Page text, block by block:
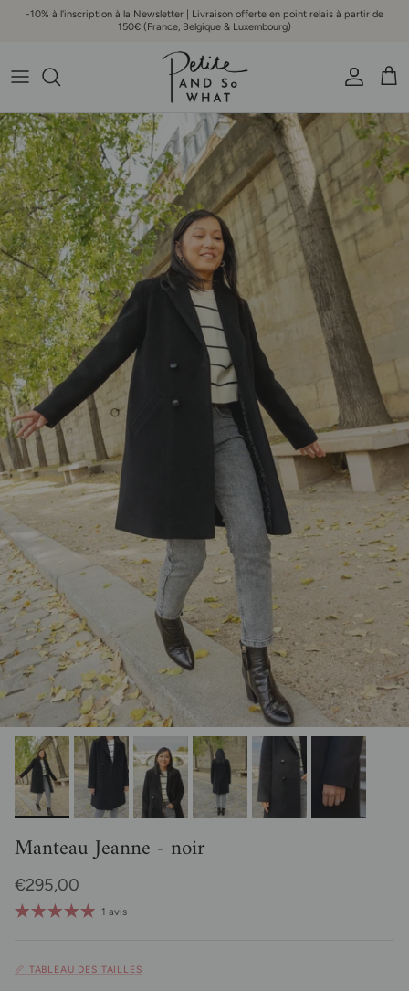
Aller au contenu
-10% à l'inscription à la Newsletter | Livraison offerte en point relais à partir de
150€ (France, Belgique & Luxembourg)
Compte
Passer aux informations produits
Manteau Jeanne - noir
Prix habituel
€295,00
1 avis
📏 TABLEAU DES TAILLES